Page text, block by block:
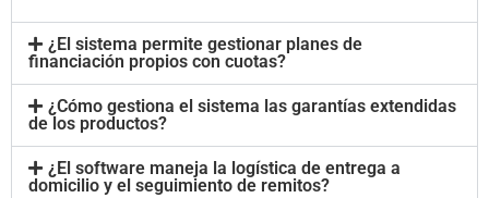
¿El sistema permite gestionar planes de
financiación propios con cuotas?
¿Cómo gestiona el sistema las garantías extendidas
de los productos?
¿El software maneja la logística de entrega a
domicilio y el seguimiento de remitos?